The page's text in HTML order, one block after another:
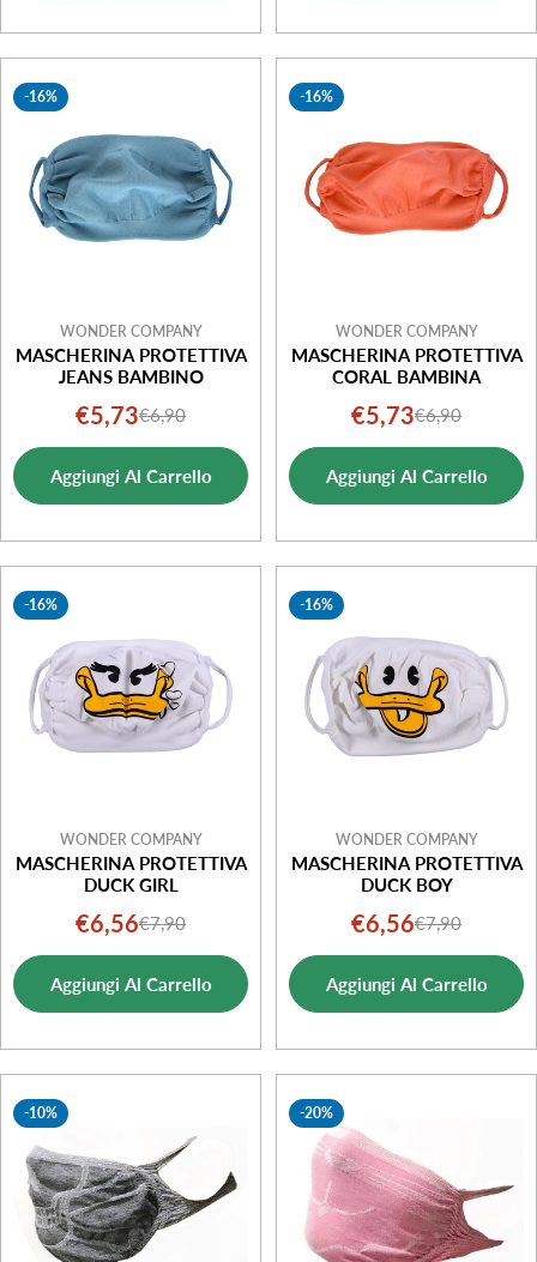
-16%
WONDER COMPANY
MASCHERINA PROTETTIVA
JEANS BAMBINO
Prezzo
di
vendita
€5,73Prezzo
normale
€6,90
Aggiungi Al Carrello
-16%
WONDER COMPANY
MASCHERINA PROTETTIVA
CORAL BAMBINA
Prezzo
di
vendita
€5,73Prezzo
normale
€6,90
Aggiungi Al Carrello
-16%
WONDER COMPANY
MASCHERINA PROTETTIVA
DUCK GIRL
Prezzo
di
vendita
€6,56Prezzo
normale
€7,90
Aggiungi Al Carrello
-16%
WONDER COMPANY
MASCHERINA PROTETTIVA
DUCK BOY
Prezzo
di
vendita
€6,56Prezzo
normale
€7,90
Aggiungi Al Carrello
-10% -20%